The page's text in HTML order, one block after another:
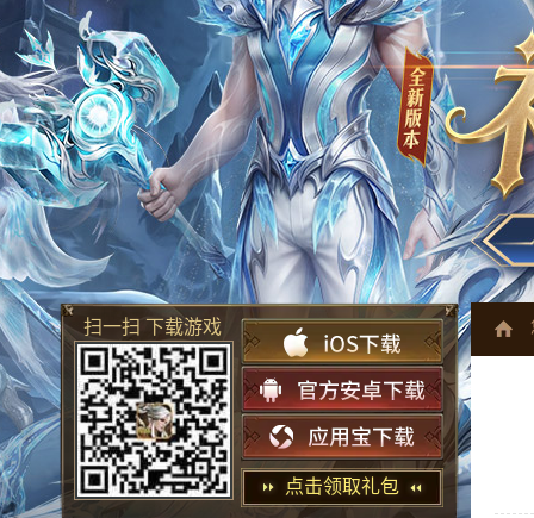
扫一扫 下载游戏
点击领取礼包